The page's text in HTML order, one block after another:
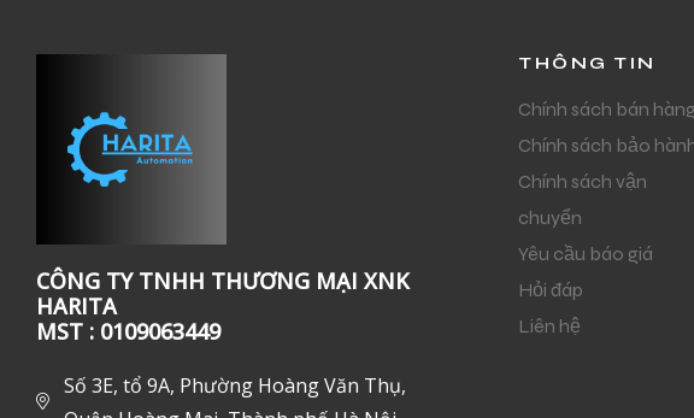
CÔNG TY TNHH THƯƠNG MẠI XNK
HARITA
MST : 0109063449
Số 3E, tổ 9A, Phường Hoàng Văn Thụ,
THÔNG TIN
Chính sách bán hàng
Chính sách bảo
Chính sách vận
chuyển
Yêu cầu báo giá
Hỏi đáp
Liên hệ